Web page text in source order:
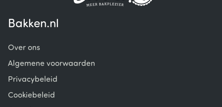
Bakken.nl
Over ons
Algemene voorwaarden
Privacybeleid
Cookiebeleid